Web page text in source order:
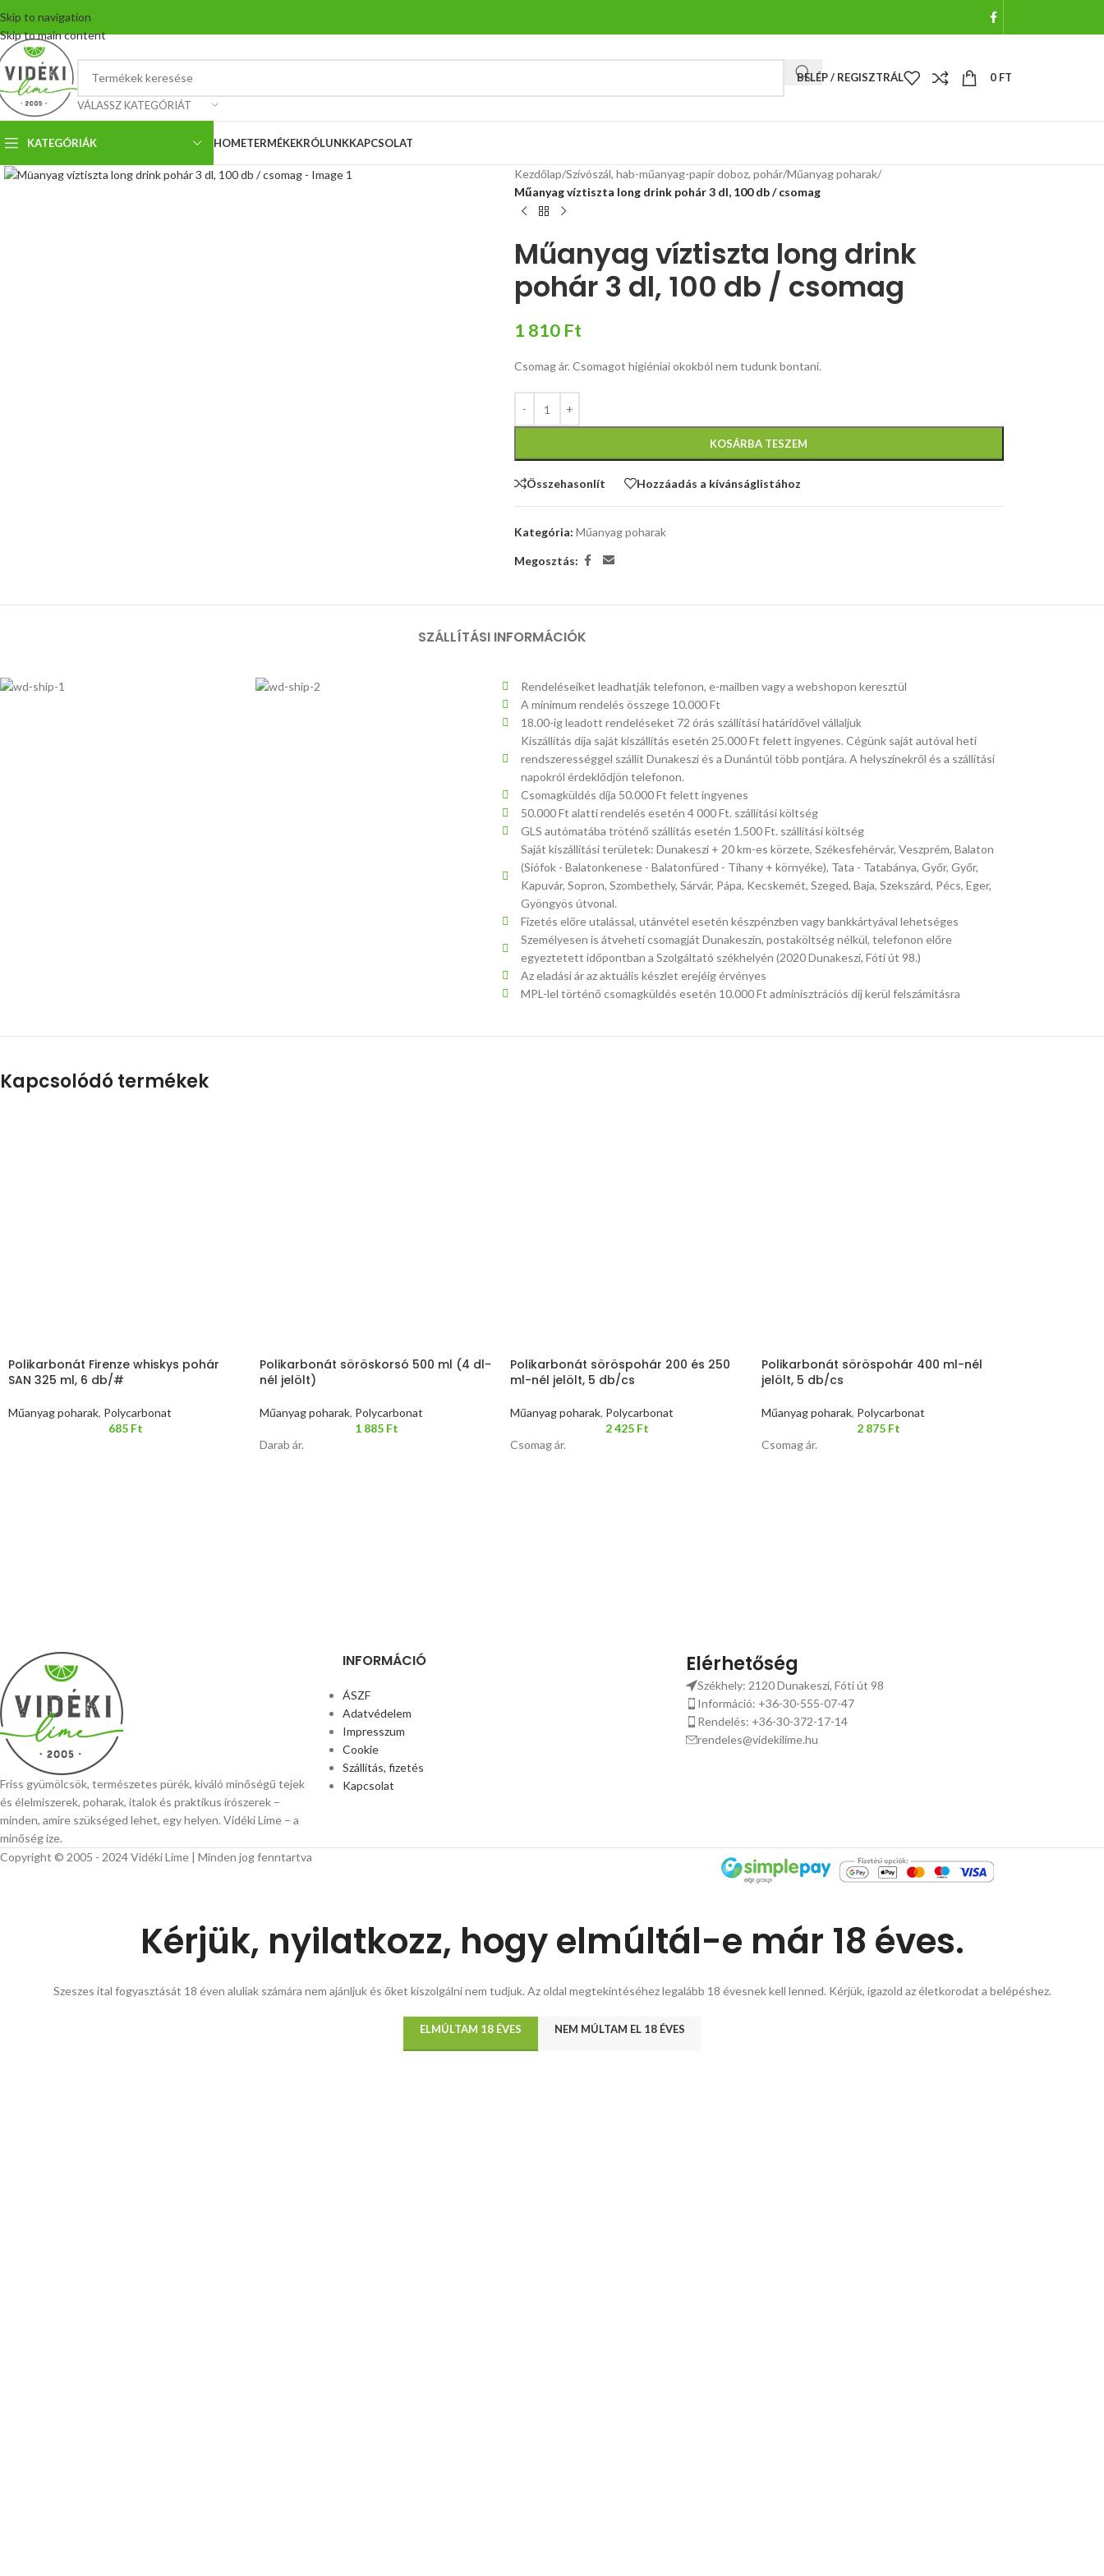
Skip to navigation
Skip to main content
VÁLASSZ KATEGÓRIÁT
BELÉP / REGISZTRÁL 0 FT
KATEGÓRIÁK HOMETERMÉKEKRÓLUNKKAPCSOLAT
Nagyítás
Kezdőlap/Szívószál, hab-műanyag-papír doboz, pohár/Műanyag poharak/
Műanyag víztiszta long drink pohár 3 dl, 100 db / csomag
Műanyag víztiszta long drink
pohár 3 dl, 100 db / csomag
1 810 Ft
Csomag ár. Csomagot higiéniai okokból nem tudunk bontani.
KOSÁRBA TESZEM
Összehasonlít Hozzáadás a kívánságlistához
Kategória: Műanyag poharak
Megosztás:
SZÁLLÍTÁSI INFORMÁCIÓK
Rendeléseiket leadhatják telefonon, e-mailben vagy a webshopon keresztül
A minimum rendelés összege 10.000 Ft
18.00-ig leadott rendeléseket 72 órás szállítási határidővel vállaljuk
Kiszállítás díja saját kiszállítás esetén 25.000 Ft felett ingyenes. Cégünk saját autóval heti
rendszerességgel szállít Dunakeszi és a Dunántúl több pontjára. A helyszínekről és a szállítási
napokról érdeklődjön telefonon.
Csomagküldés díja 50.000 Ft felett ingyenes
50.000 Ft alatti rendelés esetén 4 000 Ft. szállítási költség
GLS autómatába tröténő szállítás esetén 1.500 Ft. szállítási költség
Saját kiszállítási területek: Dunakeszi + 20 km-es körzete, Székesfehérvár, Veszprém, Balaton
(Siófok - Balatonkenese - Balatonfüred - Tihany + környéke), Tata - Tatabánya, Győr, Győr,
Kapuvár, Sopron, Szombethely, Sárvár, Pápa, Kecskemét, Szeged, Baja, Szekszárd, Pécs, Eger,
Gyöngyös útvonal.
Fizetés előre utalással, utánvétel esetén készpénzben vagy bankkártyával lehetséges
Személyesen is átveheti csomagját Dunakeszin, postaköltség nélkül, telefonon előre
egyeztetett időpontban a Szolgáltató székhelyén (2020 Dunakeszi, Fóti út 98.)
Az eladási ár az aktuális készlet erejéig érvényes
MPL-lel történő csomagküldés esetén 10.000 Ft adminisztrációs díj kerül felszámításra
Kapcsolódó termékek
Polikarbonát Firenze whiskys pohár
SAN 325 ml, 6 db/#
Műanyag poharak, Polycarbonat
685 Ft
Polikarbonát söröskorsó 500 ml (4 dl-
nél jelölt)
Műanyag poharak, Polycarbonat
1 885 Ft
Darab ár.
Polikarbonát söröspohár 200 és 250
ml-nél jelölt, 5 db/cs
Műanyag poharak, Polycarbonat
2 425 Ft
Csomag ár.
Polikarbonát söröspohár 400 ml-nél
jelölt, 5 db/cs
Műanyag poharak, Polycarbonat
2 875 Ft
Csomag ár.
Friss gyümölcsök, természetes pürék, kiváló minőségű tejek
és élelmiszerek, poharak, italok és praktikus írószerek –
minden, amire szükséged lehet, egy helyen. Vidéki Lime – a
minőség íze.
INFORMÁCIÓ
ÁSZF
Adatvédelem
Impresszum
Cookie
Szállítás, fizetés
Kapcsolat
Elérhetőség
Székhely: 2120 Dunakeszi, Fóti út 98
Információ: +36-30-555-07-47
Rendelés: +36-30-372-17-14
rendeles@videkilime.hu
Copyright © 2005 - 2024 Vidéki Lime | Minden jog fenntartva
Kérjük, nyilatkozz, hogy elmúltál-e már 18 éves.
Szeszes ital fogyasztását 18 éven aluliak számára nem ajánljuk és őket kiszolgálni nem tudjuk. Az oldal megtekintéséhez legalább 18 évesnek kell lenned. Kérjük, igazold az életkorodat a belépéshez.
ELMÚLTAM 18 ÉVES NEM MÚLTAM EL 18 ÉVES